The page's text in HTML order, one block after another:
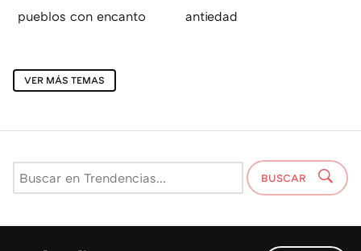
pueblos con encanto antiedad
VER MÁS TEMAS
BUSCAR